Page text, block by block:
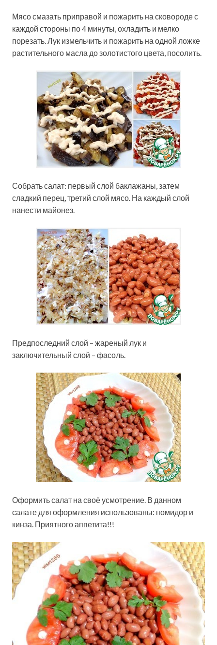
Мясо смазать приправой и пожарить на сковороде с
каждой стороны по 4 минуты, охладить и мелко
порезать. Лук измельчить и пожарить на одной ложке
растительного масла до золотистого цвета, посолить.
Собрать салат: первый слой баклажаны, затем
сладкий перец, третий слой мясо. На каждый слой
нанести майонез.
Предпоследний слой – жареный лук и
заключительный слой – фасоль.
Оформить салат на своё усмотрение. В данном
салате для оформления использованы: помидор и
кинза. Приятного аппетита!!!